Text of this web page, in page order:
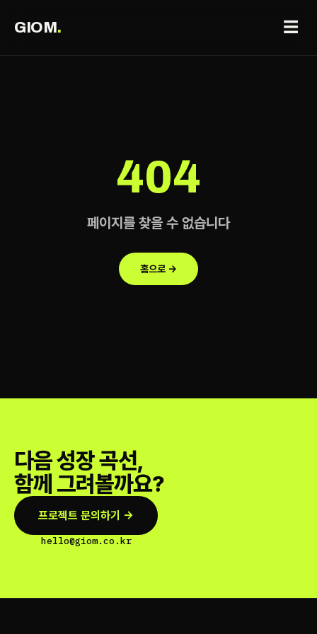
GIOM. ☰
404
페이지를 찾을 수 없습니다
홈으로 →
다음 성장 곡선,
함께 그려볼까요?
프로젝트 문의하기 →
hello@giom.co.kr